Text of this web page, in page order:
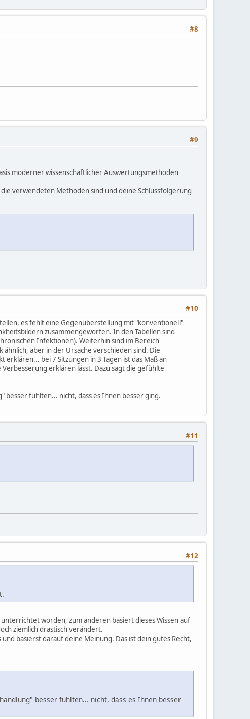
#8
#9
moderner wissenschaftlicher Auswertungsmethoden
verwendeten Methoden sind und deine Schlussfolgerung
#10
es fehlt eine Gegenüberstellung mit "konventionell"
zusammengeworfen. In den Tabellen sind
Infektionen). Weiterhin sind im Bereich
aber in der Ursache verschieden sind. Die
bei 7 Sitzungen in 3 Tagen ist das Maß an
erklären lässt. Dazu sagt die gefühlte
besser fühlten... nicht, dass es Ihnen besser ging.
#11
#12
worden, zum anderen basiert dieses Wissen auf
ziemlich drastisch verändert.
basierst darauf deine Meinung. Das ist dein gutes Recht,
besser fühlten... nicht, dass es Ihnen besser